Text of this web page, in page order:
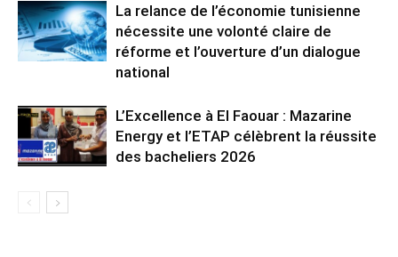
La relance de l’économie tunisienne
nécessite une volonté claire de
réforme et l’ouverture d’un dialogue
national
L’Excellence à El Faouar : Mazarine
Energy et l’ETAP célèbrent la réussite
des bacheliers 2026